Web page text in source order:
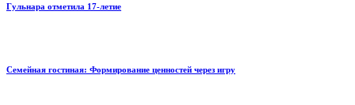
Гульнара отметила 17‑летие
Семейная гостиная: Формирование ценностей через игру